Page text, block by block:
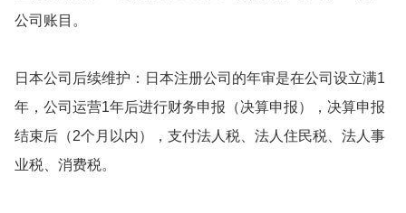
公司账目。
日本公司后续维护：日本注册公司的年审是在公司设立满1
年，公司运营1年后进行财务申报（决算申报），决算申报
结束后（2个月以内），支付法人税、法人住民税、法人事
业税、消费税。